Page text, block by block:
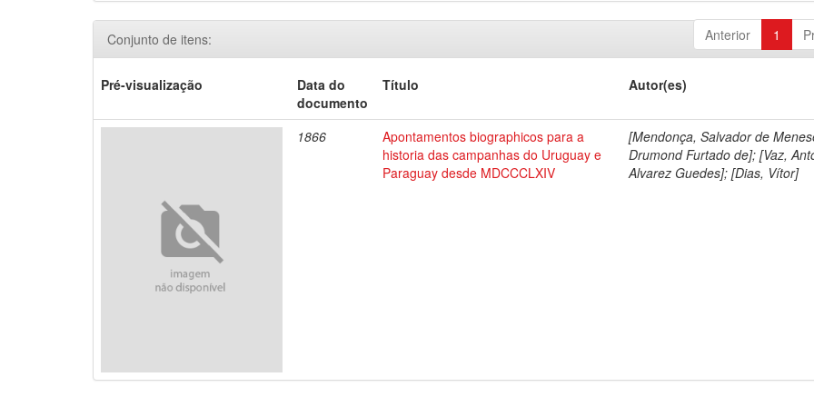
Anterior 1
Conjunto de itens:
Pré-visualização
Data do
documento
Título Autor(es)
1866
Apontamentos biographicos para a
historia das campanhas do Uruguay e
Paraguay desde MDCCCLXIV
[Mendonça, Salvador de
Drumond Furtado de]; [Vaz,
Alvarez Guedes]; [Dias, Vítor]